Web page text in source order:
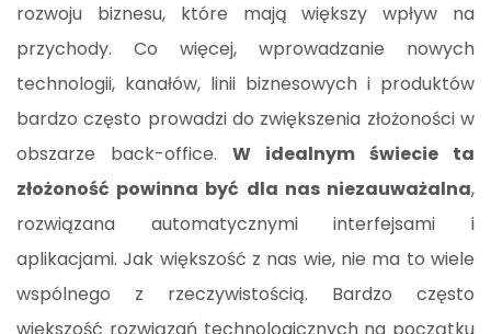
rozwoju biznesu, które mają większy wpływ na
przychody. Co więcej, wprowadzanie nowych
technologii, kanałów, linii biznesowych i produktów
bardzo często prowadzi do zwiększenia złożoności w
obszarze back-office. W idealnym świecie ta
złożoność powinna być dla nas niezauważalna,
rozwiązana automatycznymi interfejsami i
aplikacjami. Jak większość z nas wie, nie ma to wiele
wspólnego z rzeczywistością. Bardzo często